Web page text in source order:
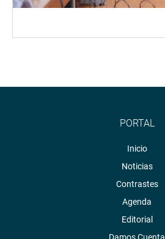
PORTAL
Inicio
Noticias
Contrastes
Agenda
Editorial